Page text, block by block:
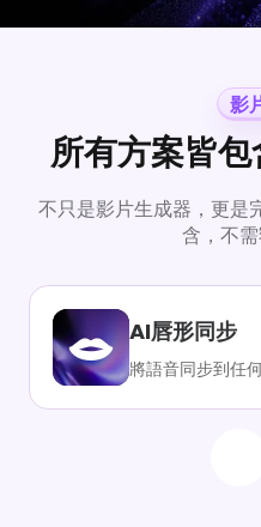
影
所有方案皆
不只是影片生成器，更是
含，不需
AI唇形同步
將語音同步到任